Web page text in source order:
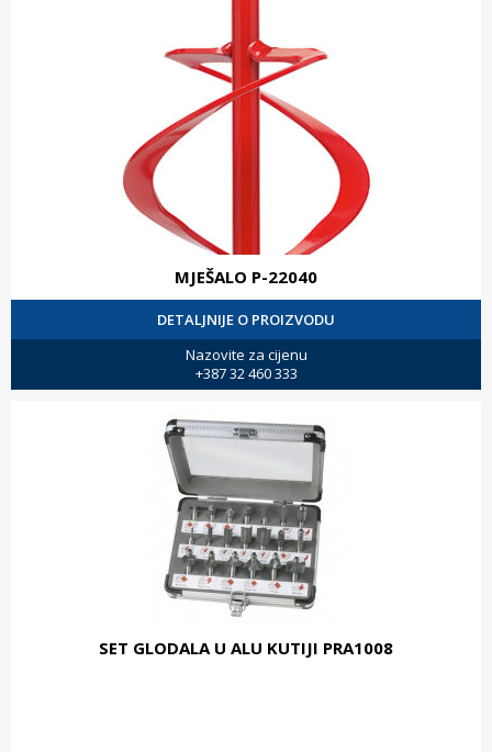
MJEŠALO P-22040
DETALJNIJE O PROIZVODU
Nazovite za cijenu
+387 32 460 333
SET GLODALA U ALU KUTIJI PRA1008